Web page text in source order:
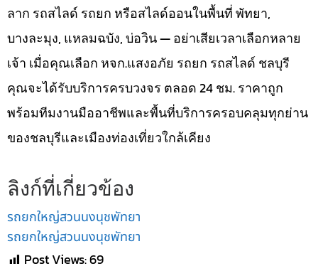
ลาก รถสไลด์ รถยก หรือสไลด์ออนในพื้นที่ พัทยา,
บางละมุง, แหลมฉบัง, บ่อวิน — อย่าเสียเวลาเลือกหลาย
เจ้า เมื่อคุณเลือก หจก.แสงอภัย รถยก รถสไลด์ ชลบุรี
คุณจะได้รับบริการครบวงจร ตลอด 24 ชม. ราคาถูก
พร้อมทีมงานมืออาชีพและพื้นที่บริการครอบคลุมทุกย่าน
ของชลบุรีและเมืองท่องเที่ยวใกล้เคียง
ลิงก์ที่เกี่ยวข้อง
รถยกใหญ่สวนนงนุชพัทยา
รถยกใหญ่สวนนงนุชพัทยา
Post Views:69